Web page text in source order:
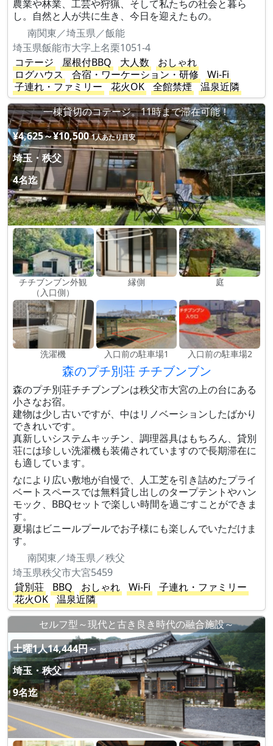
農業や林業、工芸や狩猟、そして私たちの社会と暮ら
し。自然と人が共に生き、今日を迎えたもの。
南関東／埼玉県／飯能
埼玉県飯能市大字上名栗1051-4
コテージ
屋根付BBQ 大人数
おしゃれ
ログハウス
合宿・ワーケーション・研修
Wi-Fi
子連れ・ファミリー
花火OK 全館禁煙
温泉近隣
一棟貸切のコテージ。11時まで滞在可能！
¥4,625～¥10,500 1人あたり目安
埼玉・秩父
4名迄
チチブンブン外観
（入口側）
縁側 庭
洗濯機 入口前の駐車場1 入口前の駐車場2
森のプチ別荘 チチブンブン
森のプチ別荘チチブンブンは秩父市大宮の上の台にある
小さなお宿。
建物は少し古いですが、中はリノベーションしたばかり
できれいです。
真新しいシステムキッチン、調理器具はもちろん、貸別
荘には珍しい洗濯機も装備されていますので長期滞在に
も適しています。
なにより広い敷地が自慢で、人工芝を引き詰めたプライ
ベートスペースでは無料貸し出しのタープテントやハン
モック、BBQセットで楽しい時間を過ごすことができま
す。
夏場はビニールプールでお子様にも楽しんでいただけま
す。
南関東／埼玉県／秩父
埼玉県秩父市大宮5459
貸別荘
BBQ おしゃれ Wi-Fi
子連れ・ファミリー
花火OK
温泉近隣
セルフ型～現代と古き良き時代の融合施設～
土曜1人14,444円～
埼玉・秩父
9名迄